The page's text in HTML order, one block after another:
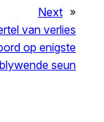
Next »
van verlies
op enigste
seun